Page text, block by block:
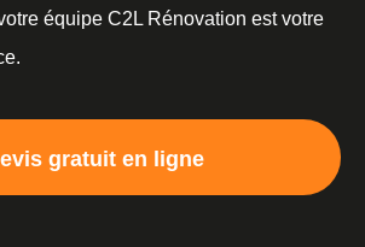
équipe C2L Rénovation est votre
gratuit en ligne